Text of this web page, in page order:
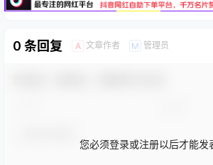
0 条回复 A 文章作者 M 管理员
您必须登录或注册以后才能发